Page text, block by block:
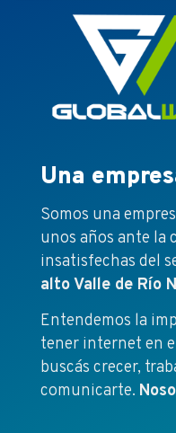
Una
Somos una
unos años ante la
insatisfechas del
alto Valle de Río
Entendemos la
tener internet en
buscás crecer,
comunicarte.